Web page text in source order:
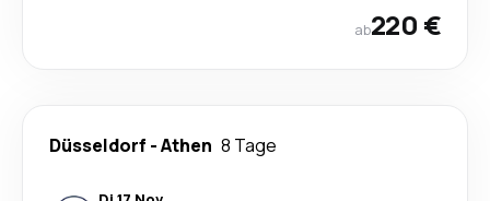
ab220 €
Düsseldorf -Athen 8 Tage